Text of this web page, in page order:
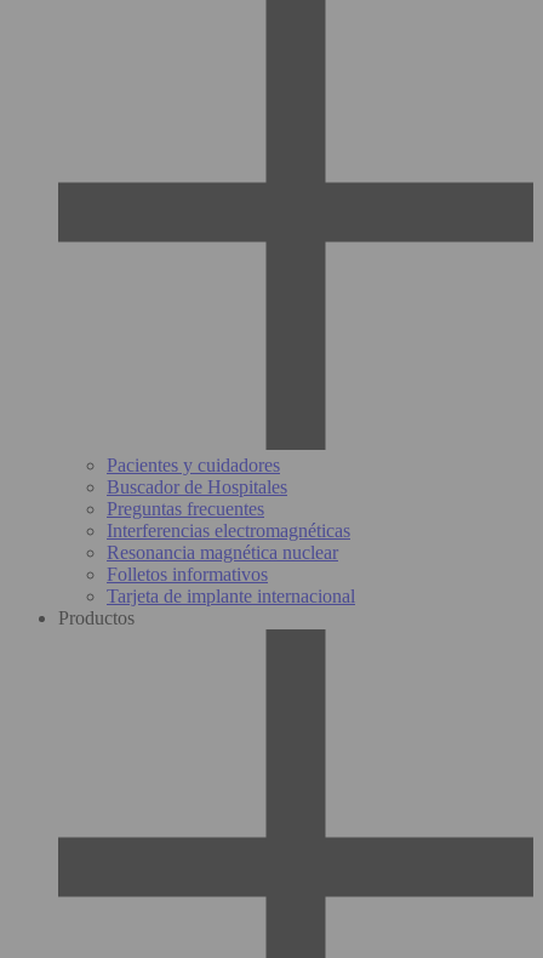
Pacientes y cuidadores
Buscador de Hospitales
Preguntas frecuentes
Interferencias electromagnéticas
Resonancia magnética nuclear
Folletos informativos
Tarjeta de implante internacional
Productos